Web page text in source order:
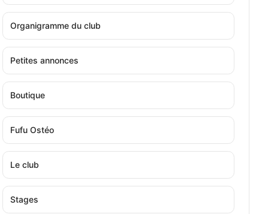
Organigramme du club
Petites annonces
Boutique
Fufu Ostéo
Le club
Stages